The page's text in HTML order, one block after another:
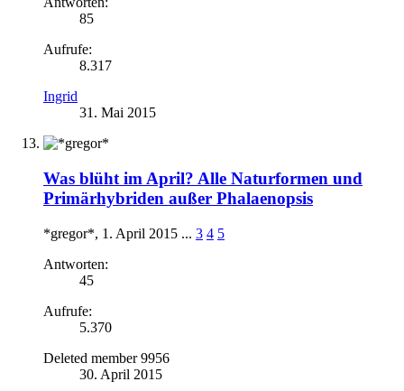
85
Aufrufe:
8.317
Ingrid
31. Mai 2015
Was blüht im April? Alle Naturformen und
Primärhybriden außer Phalaenopsis
*gregor*, 1. April 2015 ... 3 4 5
Antworten:
45
Aufrufe:
5.370
Deleted member 9956
30. April 2015